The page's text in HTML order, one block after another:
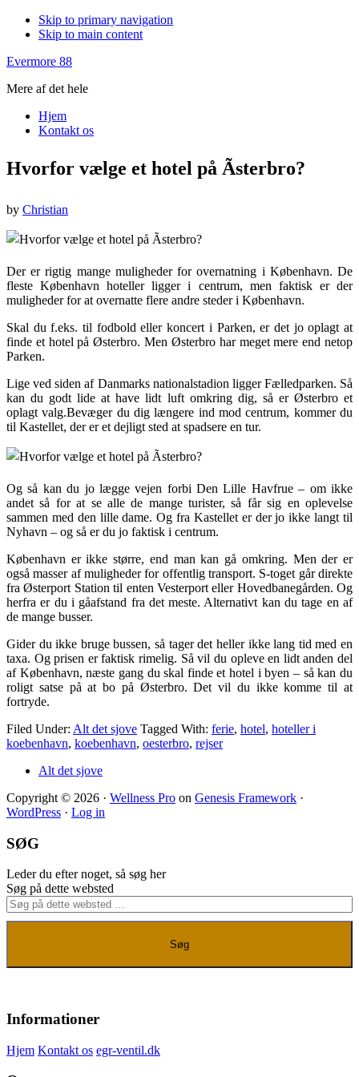
Skip to primary navigation
Skip to main content
Evermore 88
Mere af det hele
Hjem
Kontakt os
Hvorfor vælge et hotel på Ãsterbro?
by Christian
Der er rigtig mange muligheder for overnatning i København. De
fleste København hoteller ligger i centrum, men faktisk er der
muligheder for at overnatte flere andre steder i København.
Skal du f.eks. til fodbold eller koncert i Parken, er det jo oplagt at
finde et hotel på Østerbro. Men Østerbro har meget mere end netop
Parken.
Lige ved siden af Danmarks nationalstadion ligger Fælledparken. Så
kan du godt lide at have lidt luft omkring dig, så er Østerbro et
oplagt valg.Bevæger du dig længere ind mod centrum, kommer du
til Kastellet, der er et dejligt sted at spadsere en tur.
Og så kan du jo lægge vejen forbi Den Lille Havfrue – om ikke
andet så for at se alle de mange turister, så får sig en oplevelse
sammen med den lille dame. Og fra Kastellet er der jo ikke langt til
Nyhavn – og så er du jo faktisk i centrum.
København er ikke større, end man kan gå omkring. Men der er
også masser af muligheder for offentlig transport. S-toget går direkte
fra Østerport Station til enten Vesterport eller Hovedbanegården. Og
herfra er du i gåafstand fra det meste. Alternativt kan du tage en af
de mange busser.
Gider du ikke bruge bussen, så tager det heller ikke lang tid med en
taxa. Og prisen er faktisk rimelig. Så vil du opleve en lidt anden del
af København, næste gang du skal finde et hotel i byen – så kan du
roligt satse på at bo på Østerbro. Det vil du ikke komme til at
fortryde.
Filed Under: Alt det sjove Tagged With: ferie, hotel, hoteller i
koebenhavn, koebenhavn, oesterbro, rejser
Alt det sjove
Copyright © 2026 · Wellness Pro on Genesis Framework ·
WordPress · Log in
SØG
Leder du efter noget, så søg her
Søg på dette websted
Informationer
Hjem Kontakt os egr-ventil.dk